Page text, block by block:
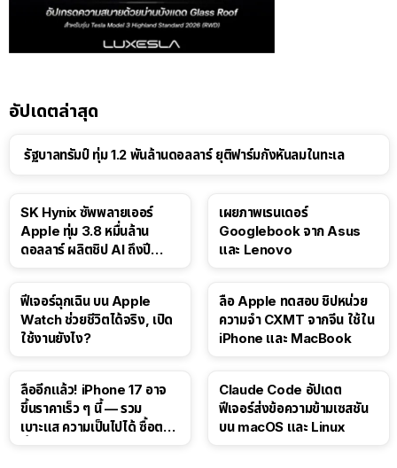
อัปเดตล่าสุด
รัฐบาลทรัมป์ ทุ่ม 1.2 พันล้านดอลลาร์ ยุติฟาร์มกังหันลมในทะเล
SK Hynix ซัพพลายเออร์
Apple ทุ่ม 3.8 หมื่นล้าน
ดอลลาร์ ผลิตชิป AI ถึงปี
เผยภาพเรนเดอร์
Googlebook จาก Asus
และ Lenovo
ฟีเจอร์ฉุกเฉิน บน Apple
Watch ช่วยชีวิตได้จริง, เปิด
ใช้งานยังไง?
ลือ Apple ทดสอบ ชิปหน่วย
ความจำ CXMT จากจีน ใช้ใน
iPhone และ MacBook
ลืออีกแล้ว! iPhone 17 อาจ
ขึ้นราคาเร็ว ๆ นี้ — รวม
เบาะแส ความเป็นไปได้ ซื้อตอน
Claude Code อัปเดต
ฟีเจอร์ส่งข้อความข้ามเซสชัน
บน macOS และ Linux